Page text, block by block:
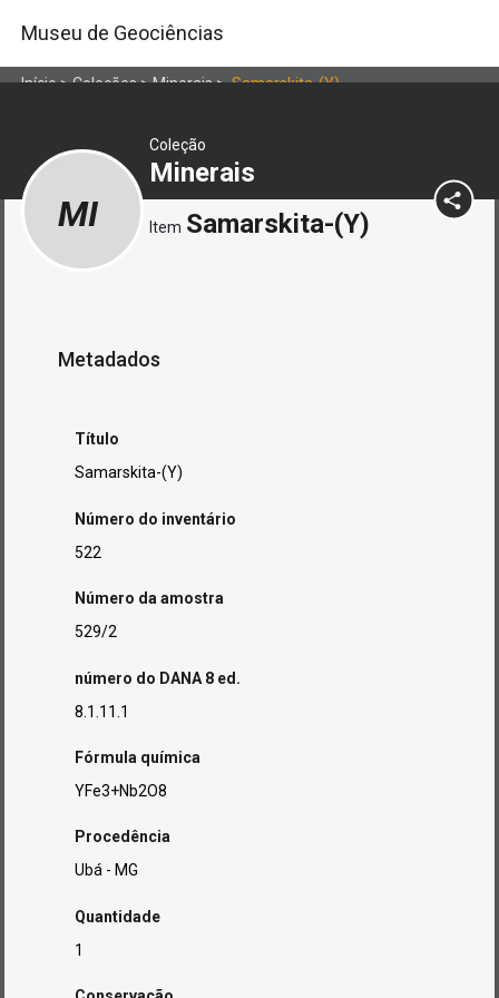
Museu de Geociências
Início>Coleções>Minerais>Samarskita-(Y)
Coleção
Minerais
MI Item Samarskita-(Y)
Metadados
Título
Samarskita-(Y)
Número do inventário
522
Número da amostra
529/2
número do DANA 8 ed.
8.1.11.1
Fórmula química
YFe3+Nb2O8
Procedência
Ubá - MG
Quantidade
1